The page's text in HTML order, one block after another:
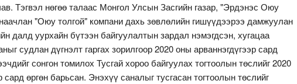
Тэгвэл нөгөө талаас Монгол Улсын Засгийн газар, "Эрдэнэс Оюу
"Оюу толгой" компани дахь зөвлөлийн гишүүдээрээ дамжуулан
далд уурхайн бүтээн байгуулалтын зардал нэмэгдсэн, хугацаа
судлан дүгнэлт гаргах зорилгоор 2020 оны арваннэгдүгээр сард
сонгон томилох Тусгай хороо байгуулах тогтоолын төслийг 2020
сард өргөн барьсан. Энэхүү саналыг тусгасан тогтоолын төслийг